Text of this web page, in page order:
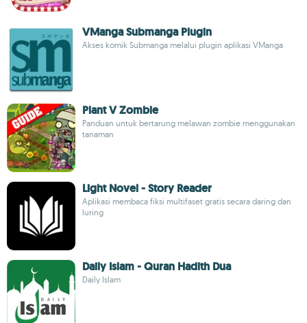
VManga Submanga Plugin
Akses komik Submanga melalui plugin aplikasi VManga
Plant V Zombie
Panduan untuk bertarung melawan zombie menggunakan
tanaman
Light Novel - Story Reader
Aplikasi membaca fiksi multifaset gratis secara daring dan
luring
Daily Islam - Quran Hadith Dua
Daily Islam